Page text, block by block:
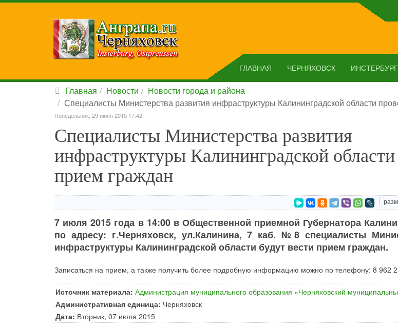
ГЛАВНАЯ ЧЕРНЯХОВСК ИНСТЕРБУРГ
Главная Новости
Новости города и района
Специалисты Министерства развития инфраструктуры Калининградской области
Понедельник, 29 июня 2015 17:42
Специалисты Министерства развития
инфраструктуры Калининградской
прием граждан
7 июля 2015 года в 14:00 в Общественной приемной Губернатора
по адресу: г.Черняховск, ул.Калинина, 7 каб. №8 специалисты
инфраструктуры Калининградской области будут вести прием граждан.
Записаться на прием, а также получить более подробную информацию можно по телефону: 8 962
Источник материала: Администрация муниципального образования «Черняховский
Административная единица: Черняховск
Дата: Вторник, 07 июля 2015